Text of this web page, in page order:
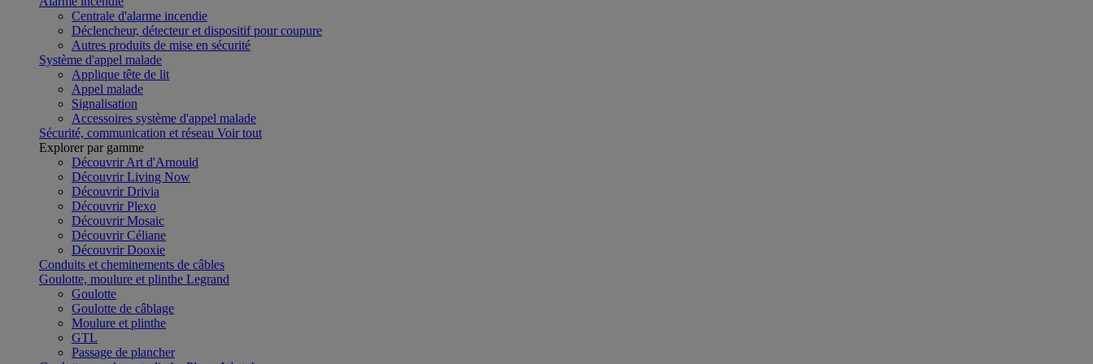
Centrale d'alarme incendie
Déclencheur, détecteur et dispositif pour coupure
Autres produits de mise en sécurité
Système d'appel malade
Applique tête de lit
Appel malade
Signalisation
Accessoires système d'appel malade
Sécurité, communication et réseau Voir tout
Explorer par gamme
Découvrir Art d'Arnould
Découvrir Living Now
Découvrir Drivia
Découvrir Plexo
Découvrir Mosaic
Découvrir Céliane
Découvrir Dooxie
Conduits et cheminements de câbles
Goulotte, moulure et plinthe Legrand
Goulotte
Goulotte de câblage
Moulure et plinthe
GTL
Passage de plancher